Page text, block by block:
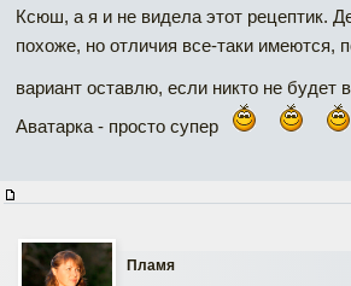
Ксюш, а я и не видела этот рецептик.
похоже, но отличия все-таки имеются,
вариант оставлю, если никто не будет
Аватарка - просто супер
Пламя